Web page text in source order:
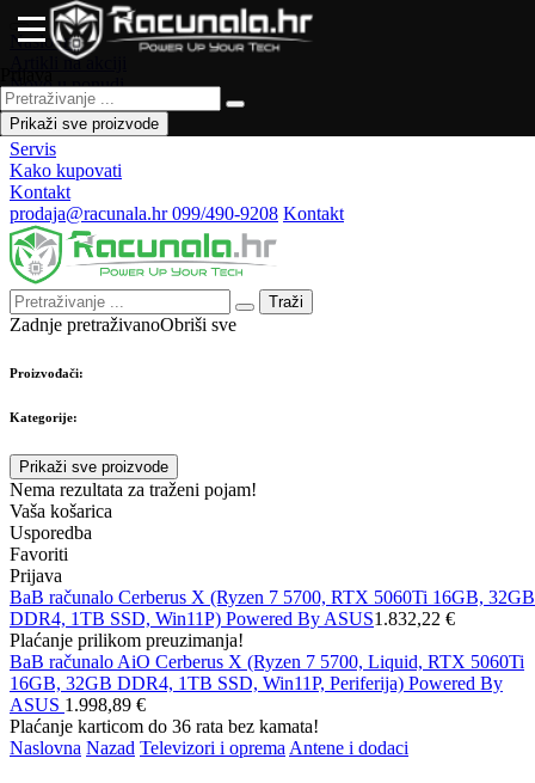
Naslovna
Artikli na akciji
Novo u ponudi
Česta pitanja
Forum
Servis
Kako kupovati
Kontakt
prodaja@racunala.hr099/490-9208 Kontakt
Traži
Zadnje pretraživanoObriši sve
Proizvođači:
Kategorije:
Prikaži sve proizvode
Nema rezultata za traženi pojam!
Vaša košarica
Usporedba
Favoriti
Prijava
Prikaži sve proizvode
BaB računalo Cerberus X (Ryzen 7 5700, RTX 5060Ti 16GB, 32GB
DDR4, 1TB SSD, Win11P) Powered By ASUS1.832,22 €
Plaćanje prilikom preuzimanja!
BaB računalo AiO Cerberus X (Ryzen 7 5700, Liquid, RTX 5060Ti
16GB, 32GB DDR4, 1TB SSD, Win11P, Periferija) Powered By
ASUS 1.998,89 €
Plaćanje karticom do 36 rata bez kamata!
Naslovna Nazad Televizori i oprema Antene i dodaci